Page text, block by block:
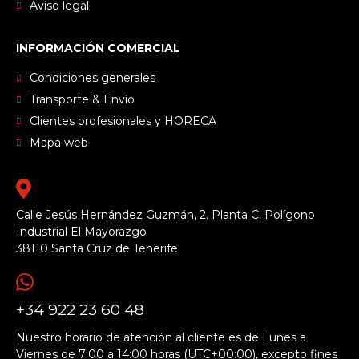
Aviso legal
INFORMACIÓN COMERCIAL
Condiciones generales
Transporte & Envío
Clientes profesionales y HORECA
Mapa web
Calle Jesús Hernández Guzmán, 2. Planta C. Polígono
Industrial El Mayorazgo
38110 Santa Cruz de Tenerife
+34 922 23 60 48
Nuestro horario de atención al cliente es de Lunes a
Viernes de 7:00 a 14:00 horas (UTC+00:00), excepto fines